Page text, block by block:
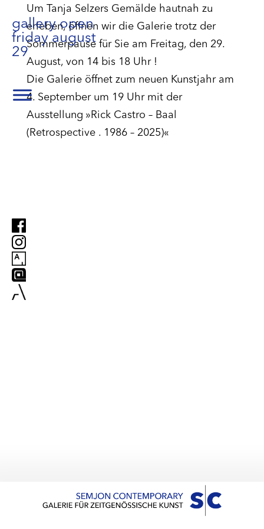
gallery open
friday august
29
Um Tanja Selzers Gemälde hautnah zu
erleben, öffnen wir die Galerie trotz der
Sommerpause für Sie am Freitag, den 29.
August, von 14 bis 18 Uhr !
Die Galerie öffnet zum neuen Kunstjahr am
4. September um 19 Uhr mit der
Ausstellung »Rick Castro – Baal
(Retrospective . 1986 – 2025)«